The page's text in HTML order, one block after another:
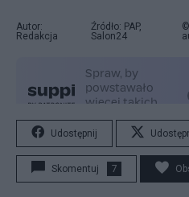
Autor:
Redakcja
Źródło: PAP,
Salon24
Udostępnij
Skomentuj 7